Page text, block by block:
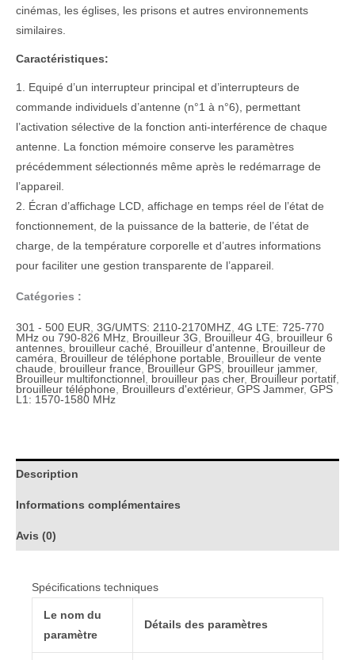
cinémas, les églises, les prisons et autres environnements
similaires.
Caractéristiques:
1. Equipé d’un interrupteur principal et d’interrupteurs de
commande individuels d’antenne (n°1 à n°6), permettant
l’activation sélective de la fonction anti-interférence de chaque
antenne. La fonction mémoire conserve les paramètres
précédemment sélectionnés même après le redémarrage de
l’appareil.
2. Écran d’affichage LCD, affichage en temps réel de l’état de
fonctionnement, de la puissance de la batterie, de l’état de
charge, de la température corporelle et d’autres informations
pour faciliter une gestion transparente de l’appareil.
Catégories :
301 - 500 EUR, 3G/UMTS: 2110-2170MHZ, 4G LTE: 725-770
MHz ou 790-826 MHz, Brouilleur 3G, Brouilleur 4G, brouilleur 6
antennes, brouilleur caché, Brouilleur d'antenne, Brouilleur de
caméra, Brouilleur de téléphone portable, Brouilleur de vente
chaude, brouilleur france, Brouilleur GPS, brouilleur jammer,
Brouilleur multifonctionnel , brouilleur pas cher, Brouilleur portatif,
brouilleur téléphone, Brouilleurs d'extérieur, GPS Jammer, GPS
L1: 1570-1580 MHz
Description
Informations complémentaires
Avis (0)
Spécifications techniques
Le nom du
paramètre
Détails des paramètres